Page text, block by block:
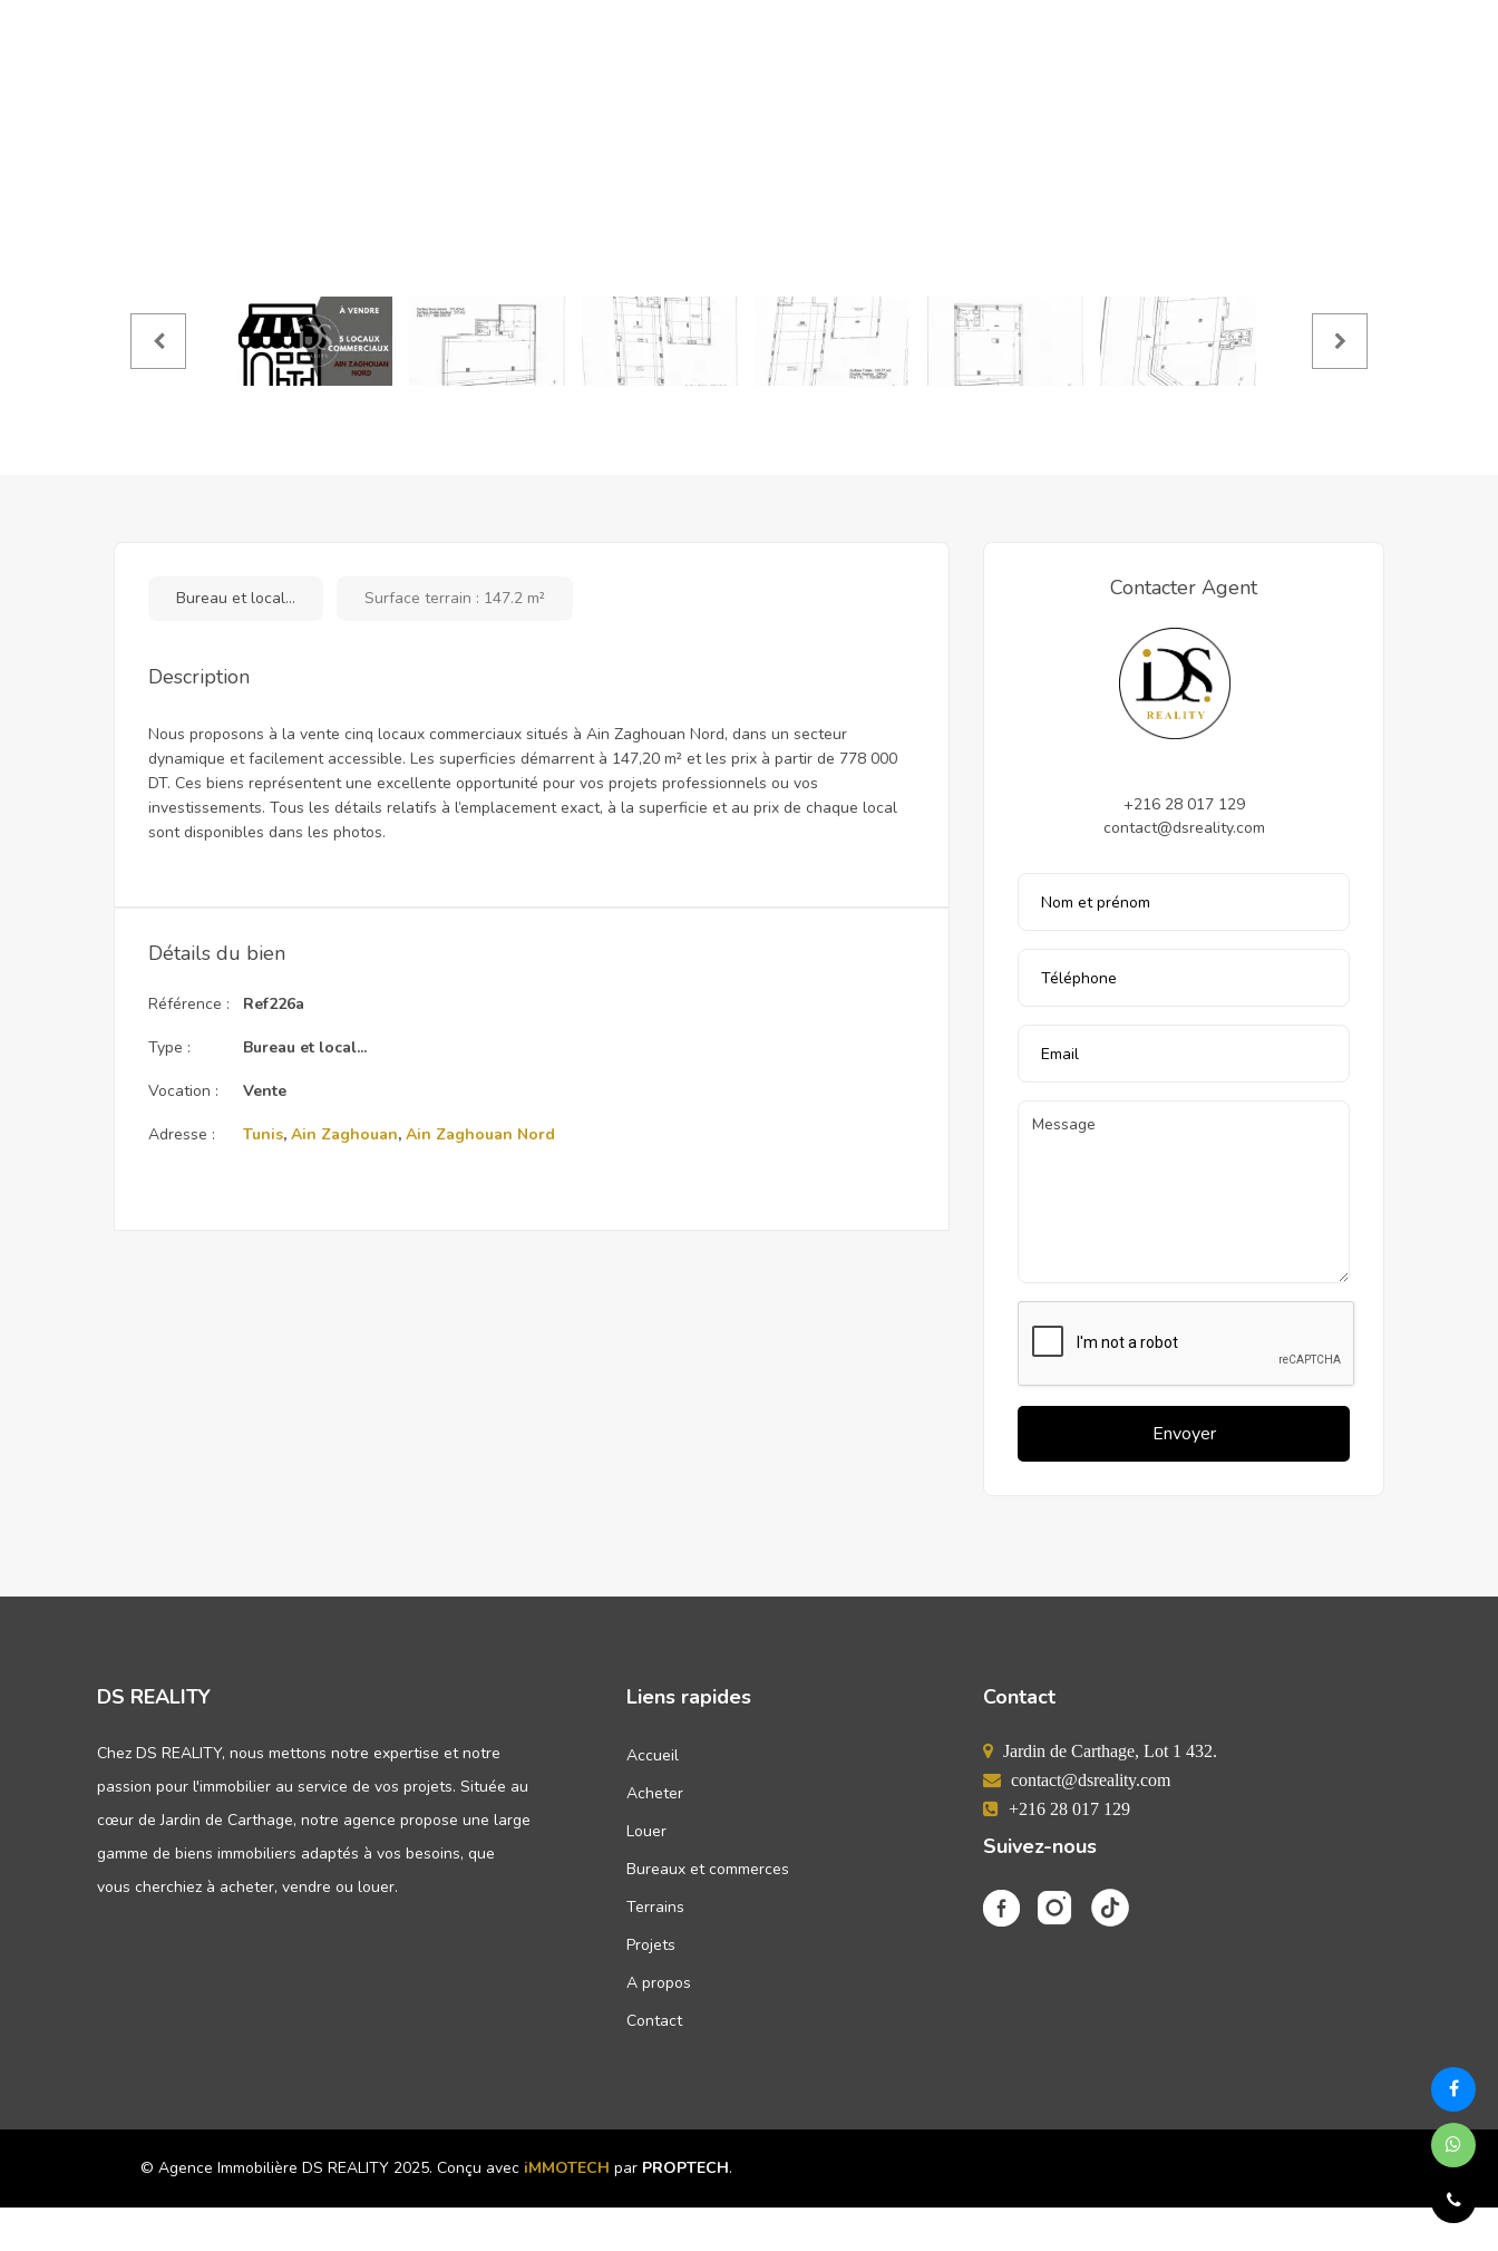
Bureau et local... Surface terrain : 147.2 m²
Description
Nous proposons à la vente cinq locaux commerciaux situés à Ain Zaghouan Nord, dans un secteur
dynamique et facilement accessible. Les superficies démarrent à 147,20 m² et les prix à partir de 778 000
DT. Ces biens représentent une excellente opportunité pour vos projets professionnels ou vos
investissements. Tous les détails relatifs à l’emplacement exact, à la superficie et au prix de chaque local
sont disponibles dans les photos.
Détails du bien
Référence :
Type :
Vocation :
Adresse :
Ref226a
Bureau et local...
Vente
Tunis, Ain Zaghouan, Ain Zaghouan Nord
Contacter Agent
+216 28 017 129
contact@dsreality.com
Envoyer
DS REALITY
Chez DS REALITY, nous mettons notre expertise et notre
passion pour l'immobilier au service de vos projets. Située au
cœur de Jardin de Carthage, notre agence propose une large
gamme de biens immobiliers adaptés à vos besoins, que
vous cherchiez à acheter, vendre ou louer.
Liens rapides
Accueil
Acheter
Louer
Bureaux et commerces
Terrains
Projets
A propos
Contact
Contact
Jardin de Carthage, Lot 1 432.
contact@dsreality.com
+216 28 017 129
Suivez-nous
© Agence Immobilière DS REALITY 2025. Conçu avec iMMOTECH par PROPTECH.